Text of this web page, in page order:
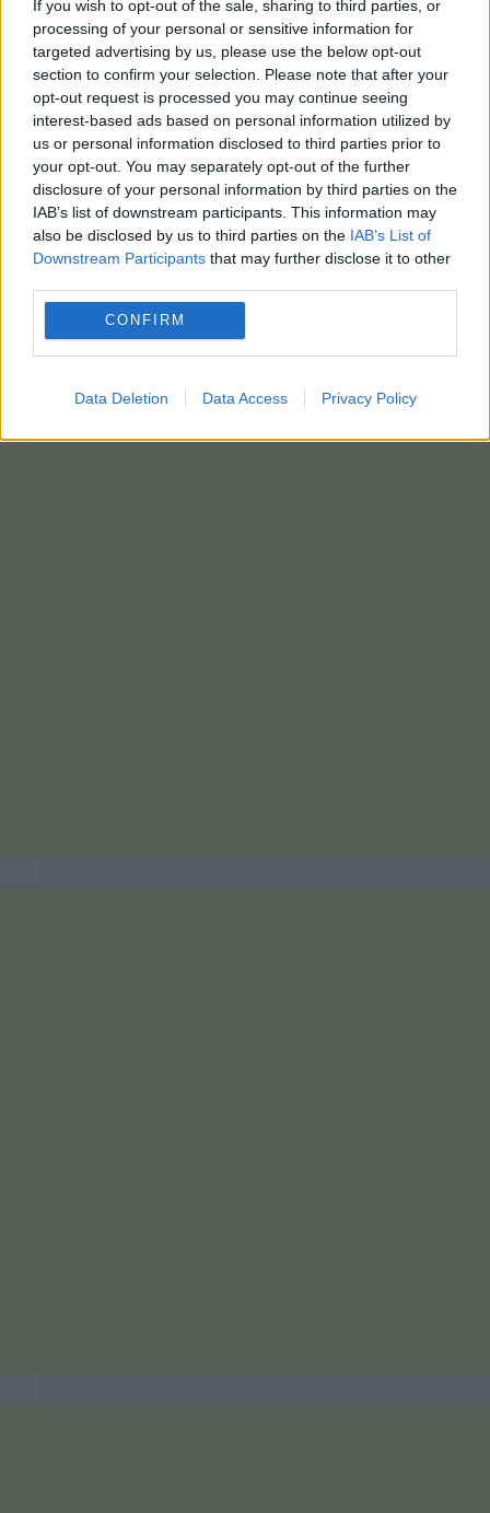
If you wish to opt-out of the sale, sharing to third parties, or
processing of your personal or sensitive information for
targeted advertising by us, please use the below opt-out
section to confirm your selection. Please note that after your
opt-out request is processed you may continue seeing
interest-based ads based on personal information utilized by
us or personal information disclosed to third parties prior to
your opt-out. You may separately opt-out of the further
disclosure of your personal information by third parties on the
IAB’s list of downstream participants. This information may
also be disclosed by us to third parties on the IAB’s List of
Downstream Participants that may further disclose it to other
CONFIRM
Data Deletion Data Access Privacy Policy
1904: Νικηφόρος Λύτρας, Έλληνας ζωγράφος.
(Γενν. 1832).
1920:Μαξ (Μαξιμίλιαν) Βέμπερ, Γερμανός
οικονομολόγος και κοινωνιολόγος, από τους
θεμελιωτές της επιστήμης της κοινωνιολογίας.
(Γενν. 21/4/1864).
1995:Ρόρι Γκάλαχερ, Iρλανδός ρόκερ. (Γενν.
2/3/1948).
(photo: pixabay)